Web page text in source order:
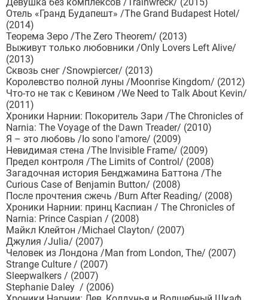
Отель «Гранд Будапешт» /The Grand Budapest Hotel/
(2014)
Теорема Зеро /The Zero Theorem/ (2013)
Выживут только любовники /Only Lovers Left Alive/
(2013)
Сквозь снег /Snowpiercer/ (2013)
Королевство полной луны /Moonrise Kingdom/ (2012)
Что-то не так с Кевином /We Need to Talk About Kevin/
(2011)
Хроники Нарнии: Покоритель Зари /The Chronicles of
Narnia: The Voyage of the Dawn Treader/ (2010)
Я – это любовь /Io sono l'amore/ (2009)
Невидимая стена /The Invisible Frame/ (2009)
Предел контроля /The Limits of Control/ (2008)
Загадочная история Бенджамина Баттона /The
Curious Case of Benjamin Button/ (2008)
После прочтения сжечь /Burn After Reading/ (2008)
Хроники Нарнии: принц Каспиан / The Chronicles of
Narnia: Prince Caspian / (2008)
Майкл Клейтон /Michael Clayton/ (2007)
Джулия /Julia/ (2007)
Человек из Лондона /Man from London, The/ (2007)
Strange Culture / (2007)
Sleepwalkers / (2007)
Stephanie Daley / (2006)